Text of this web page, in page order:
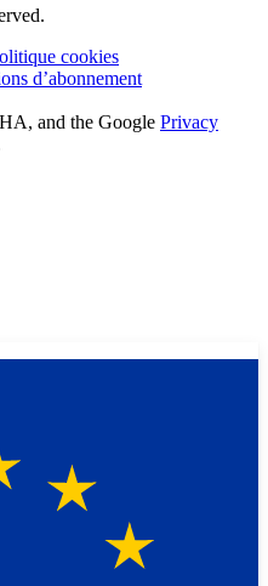
cookies
d’abonnement
and the Google Privacy